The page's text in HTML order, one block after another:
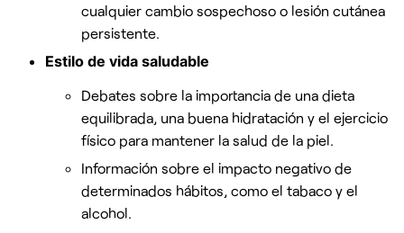
cualquier cambio sospechoso o lesión cutánea
persistente.
Estilo de vida saludable
Debates sobre la importancia de una dieta
equilibrada, una buena hidratación y el ejercicio
físico para mantener la salud de la piel.
Información sobre el impacto negativo de
determinados hábitos, como el tabaco y el
alcohol.